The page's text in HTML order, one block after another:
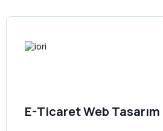
E-Ticaret Web Tasarım